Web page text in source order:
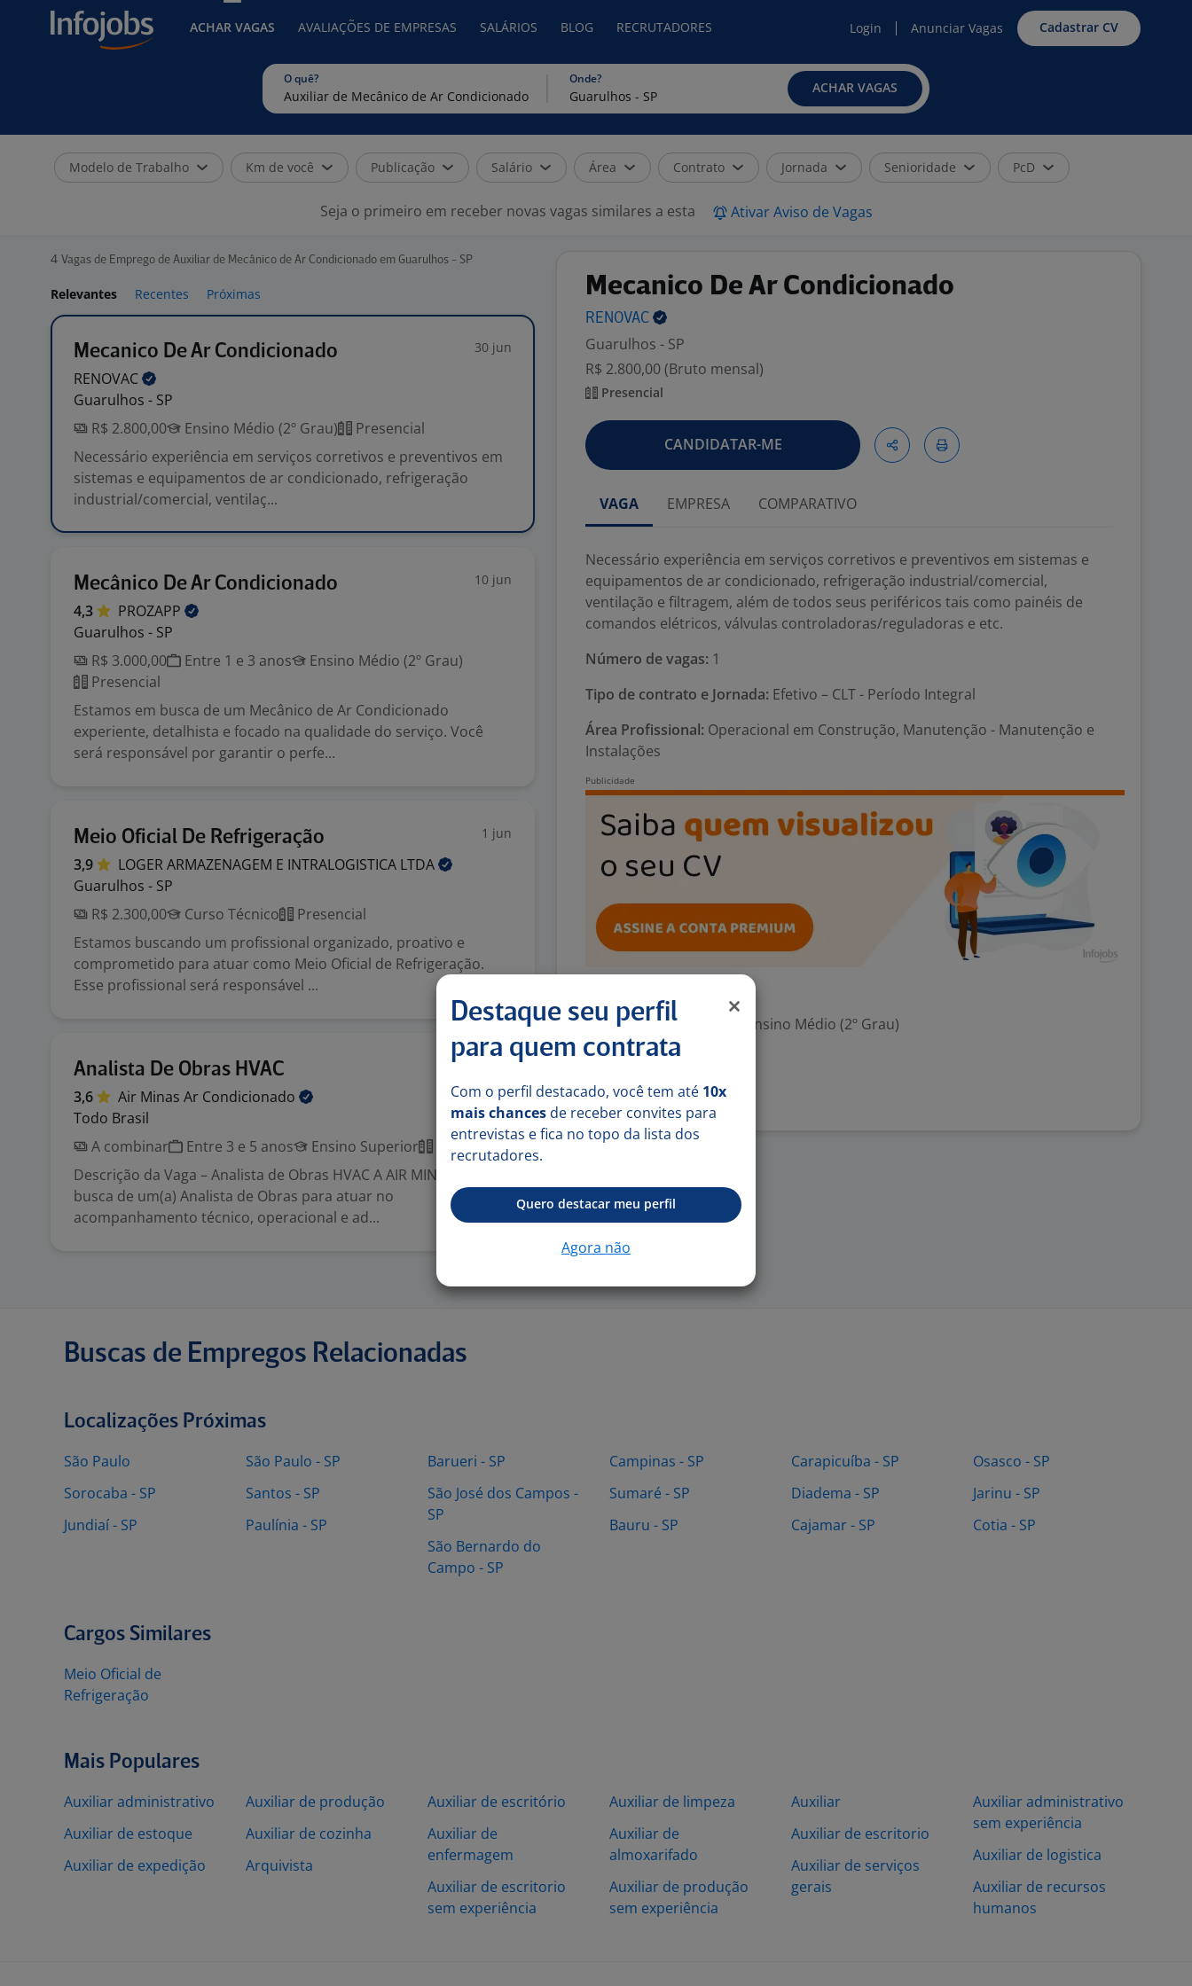
ACHAR VAGAS AVALIAÇÕES DE EMPRESAS SALÁRIOS BLOG RECRUTADORES Login Anunciar Vagas Cadastrar CV
O quê? Onde?
ACHAR VAGAS
Modelo de Trabalho Km de você Publicação Salário Área Contrato Jornada Senioridade PcD
Seja o primeiro em receber novas vagas similares a esta Ativar Aviso de Vagas
4 Vagas de Emprego de Auxiliar de Mecânico de Ar Condicionado em Guarulhos - SP
Relevantes Recentes Próximas
Mecanico De Ar Condicionado 30 jun
RENOVAC
Guarulhos - SP
R$ 2.800,00
Ensino Médio (2º Grau)
Presencial
Necessário experiência em serviços corretivos e preventivos em
sistemas e equipamentos de ar condicionado, refrigeração
industrial/comercial, ventilaç...
Mecânico De Ar Condicionado 10 jun
4,3
PROZAPP
Guarulhos - SP
R$ 3.000,00
Entre 1 e 3 anos
Ensino Médio (2º Grau)
Presencial
Estamos em busca de um Mecânico de Ar Condicionado
experiente, detalhista e focado na qualidade do serviço. Você
será responsável por garantir o perfe...
Meio Oficial De Refrigeração 1 jun
3,9 LOGER ARMAZENAGEM E INTRALOGISTICA LTDA
Guarulhos - SP
R$ 2.300,00
Curso Técnico
Presencial
Estamos buscando um profissional organizado, proativo e
comprometido para atuar como Meio Oficial de Refrigeração.
Esse profissional será responsável ...
Analista De Obras HVAC
3,6 Air Minas Ar Condicionado
Todo Brasil
A combinar
Entre 3 e 5 anos Ensino Superior
Presencial
Descrição da Vaga – Analista de Obras HVAC A AIR MINAS está em
busca de um(a) Analista de Obras para atuar no
acompanhamento técnico, operacional e ad...
Mecanico De Ar Condicionado
RENOVAC
Guarulhos - SP
R$ 2.800,00 (Bruto mensal)
Presencial
CANDIDATAR-ME
VAGA EMPRESA COMPARATIVO
Necessário experiência em serviços corretivos e preventivos em sistemas e
equipamentos de ar condicionado, refrigeração industrial/comercial,
ventilação e filtragem, além de todos seus periféricos tais como painéis de
comandos elétricos, válvulas controladoras/reguladoras e etc.
Número de vagas: 1
Tipo de contrato e Jornada: Efetivo – CLT - Período Integral
Área Profissional: Operacional em Construção, Manutenção - Manutenção e
Instalações
Escolaridade Mínima: Ensino Médio (2º Grau)
Buscas de Empregos Relacionadas
Localizações Próximas
São Paulo
Sorocaba - SP
Jundiaí - SP
São Paulo - SP
Santos - SP
Paulínia - SP
Barueri - SP
São José dos Campos -
SP
São Bernardo do
Campo - SP
Campinas - SP
Sumaré - SP
Bauru - SP
Carapicuíba - SP
Diadema - SP
Cajamar - SP
Osasco - SP
Jarinu - SP
Cotia - SP
Cargos Similares
Meio Oficial de
Refrigeração
Mais Populares
Auxiliar administrativo
Auxiliar de estoque
Auxiliar de expedição
Auxiliar de produção
Auxiliar de cozinha
Arquivista
Auxiliar de escritório
Auxiliar de
enfermagem
Auxiliar de escritorio
sem experiência
Auxiliar de limpeza
Auxiliar de
almoxarifado
Auxiliar de produção
sem experiência
Auxiliar
Auxiliar de escritorio
Auxiliar de serviços
gerais
Auxiliar administrativo
sem experiência
Auxiliar de logistica
Auxiliar de recursos
humanos
Destaque seu perfil
para quem contrata
Com o perfil destacado, você tem até 10x
mais chances de receber convites para
entrevistas e fica no topo da lista dos
recrutadores.
Quero destacar meu perfil
Agora não